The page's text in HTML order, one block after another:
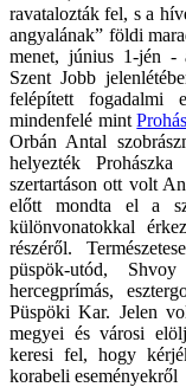
ravatalozták fel, s a
angyalának” földi
menet, június 1-jén -
Szent Jobb
felépített fogadalmi
mindenfelé mint
Orbán Antal
helyezték
szertartáson ott volt
előtt mondta el a
különvonatokkal
részéről.
püspök-utód,
hercegprímás,
Püspöki Kar. Jelen
megyei és városi
keresi fel, hogy
korabeli eseményekről